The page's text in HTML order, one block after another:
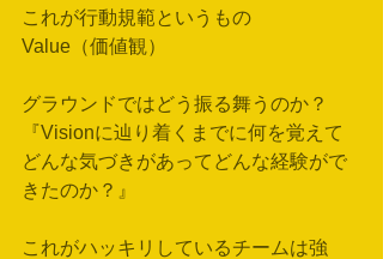
これが行動規範というもの
Value（価値観）
グラウンドではどう振る舞うのか？
『Visionに辿り着くまでに何を覚えて
どんな気づきがあってどんな経験がで
きたのか？』
これがハッキリしているチームは強